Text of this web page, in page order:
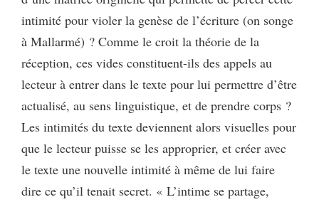
intimité pour violer la genèse de l’écriture (on songe
à Mallarmé) ? Comme le croit la théorie de la
réception, ces vides constituent-ils des appels au
lecteur à entrer dans le texte pour lui permettre d’être
actualisé, au sens linguistique, et de prendre corps ?
Les intimités du texte deviennent alors visuelles pour
que le lecteur puisse se les approprier, et créer avec
le texte une nouvelle intimité à même de lui faire
dire ce qu’il tenait secret. « L’intime se partage,